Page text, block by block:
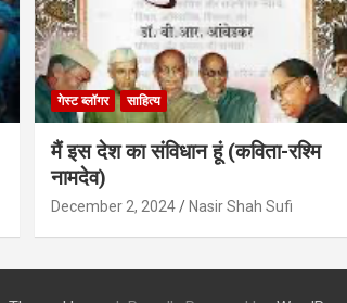
गेस्ट ब्लॉगर साहित्य
मैं इस देश का संविधान हूं (कविता-रश्मि
नामदेव)
December 2, 2024 Nasir Shah Sufi